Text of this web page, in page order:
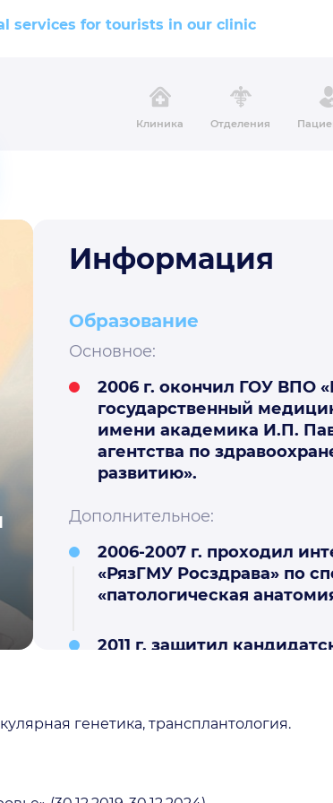
services for tourists in our clinic
Клиника Отделения
Информация
Образование
Основное:
2006 г. окончил ГОУ ВПО
государственный
имени академика И.П.
агентства по
развитию».
Дополнительное:
2006-2007 г. проходил
«РязГМУ Росздрава» по
«патологическая
2011 г. защитил
Рязанской области».
генетика, трансплантология.